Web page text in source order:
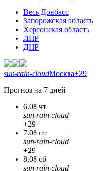
Весь Донбасс
Запорожская область
Херсонская область
ЛНР
ДНР
sun-rain-cloudМосква+29
Прогноз на 7 дней
6.08 чт
sun-rain-cloud
+29
7.08 пт
sun-rain-cloud
+29
8.08 сб
sun-rain-cloud